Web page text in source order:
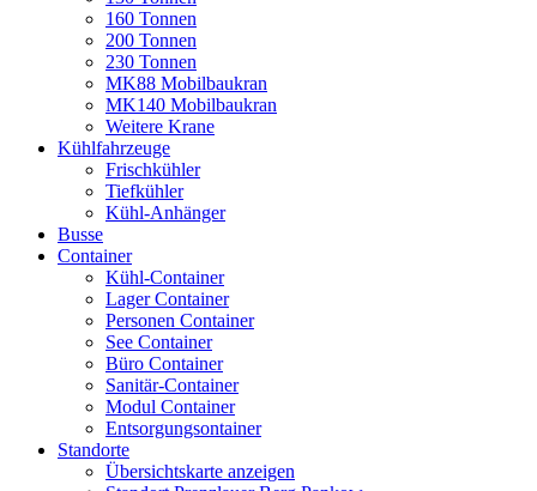
160 Tonnen
200 Tonnen
230 Tonnen
MK88 Mobilbaukran
MK140 Mobilbaukran
Weitere Krane
Kühlfahrzeuge
Frischkühler
Tiefkühler
Kühl-Anhänger
Busse
Container
Kühl-Container
Lager Container
Personen Container
See Container
Büro Container
Sanitär-Container
Modul Container
Entsorgungsontainer
Standorte
Übersichtskarte anzeigen